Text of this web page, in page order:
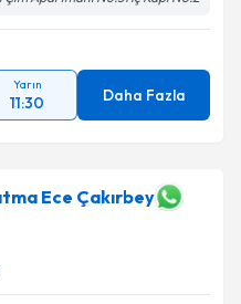
Yarın
11:30 Daha Fazla
Ece Çakırbey